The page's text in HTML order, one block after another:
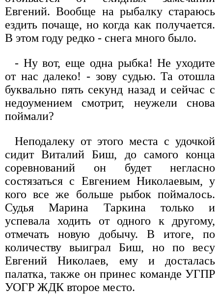
Евгений. Вообще на рыбалку стараюсь
ездить почаще, но когда как получается.
В этом году редко - снега много было.
- Ну вот, еще одна рыбка! Не уходите
от нас далеко! - зову судью. Та отошла
буквально пять секунд назад и сейчас с
недоумением смотрит, неужели снова
поймали?
Неподалеку от этого места с удочкой
сидит Виталий Биш, до самого конца
соревнований он будет негласно
состязаться с Евгением Николаевым, у
кого все же больше рыбок поймалось.
Судья Марина Таркина только и
успевала ходить от одного к другому,
отмечать новую добычу. В итоге, по
количеству выиграл Биш, но по весу
Евгений Николаев, ему и досталась
палатка, также он принес команде УГПР
УОГР ЖДК второе место.